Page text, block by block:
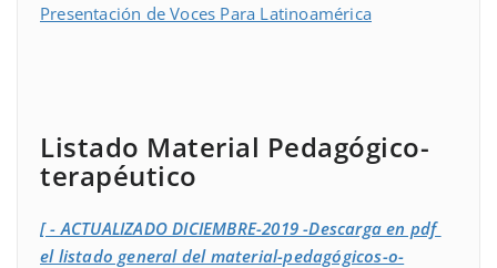
Presentación de Voces Para Latinoamérica
Listado Material Pedagógico-
terapéutico
[ - ACTUALIZADO DICIEMBRE-2019 -Descarga en pdf
el listado general del material-pedagógicos-o-